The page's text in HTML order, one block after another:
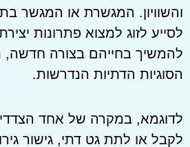
והשוויון. המגשרת או המגשר
לסייע לזוג למצוא פתרונות
להמשיך בחייהם בצורה חדשה,
הסוגיות הדתיות הנדרשות.
לדוגמא, במקרה של אחד הצדדים
לקבל או לתת גט דתי, גישור